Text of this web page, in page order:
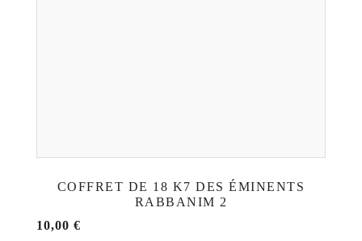
COFFRET DE 18 K7 DES ÉMINENTS
RABBANIM 2
10,00 €